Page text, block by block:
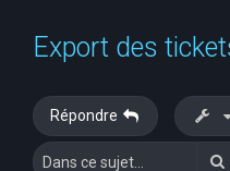
Export des
Répondre